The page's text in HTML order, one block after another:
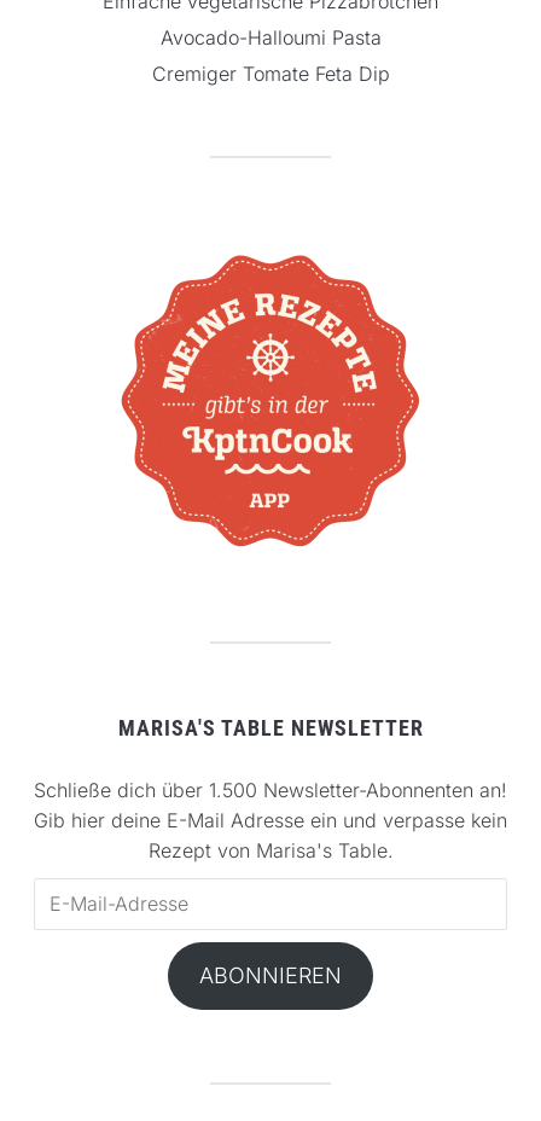
Avocado-Halloumi Pasta
Cremiger Tomate Feta Dip
MARISA'S TABLE NEWSLETTER
Schließe dich über 1.500 Newsletter-Abonnenten an!
Gib hier deine E-Mail Adresse ein und verpasse kein
Rezept von Marisa's Table.
ABONNIEREN